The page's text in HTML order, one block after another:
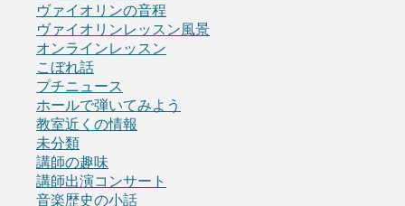
ヴァイオリンの音程
ヴァイオリンレッスン風景
オンラインレッスン
こぼれ話
プチニュース
ホールで弾いてみよう
教室近くの情報
未分類
講師の趣味
講師出演コンサート
音楽歴史の小話